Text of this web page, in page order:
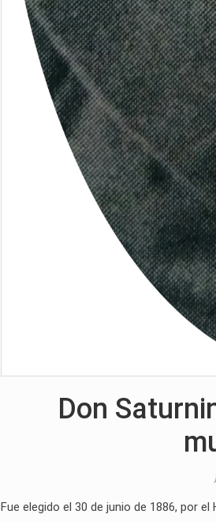
Don
Fue elegido el 30 de junio de 1886, por